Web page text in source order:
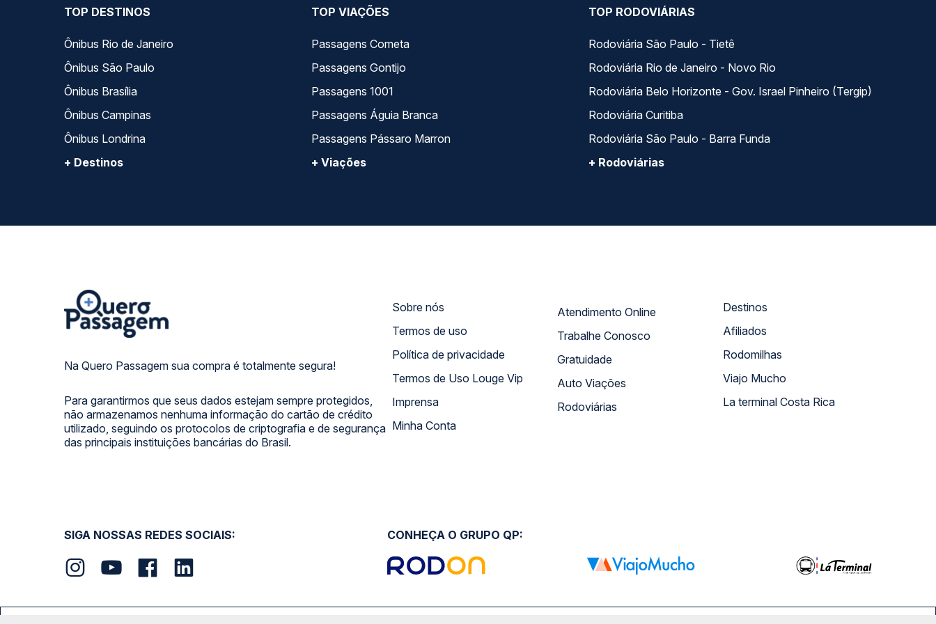
TOP DESTINOS
Ônibus Rio de Janeiro
Ônibus São Paulo
Ônibus Brasília
Ônibus Campinas
Ônibus Londrina
+ Destinos
TOP VIAÇÕES
Passagens Cometa
Passagens Gontijo
Passagens 1001
Passagens Águia Branca
Passagens Pássaro Marron
+ Viações
TOP RODOVIÁRIAS
Rodoviária São Paulo - Tietê
Rodoviária Rio de Janeiro - Novo Rio
Rodoviária Belo Horizonte - Gov. Israel Pinheiro (Tergip)
Rodoviária Curitiba
Rodoviária São Paulo - Barra Funda
+ Rodoviárias
Na Quero Passagem sua compra é totalmente segura!
Para garantirmos que seus dados estejam sempre protegidos,
não armazenamos nenhuma informação do cartão de crédito
utilizado, seguindo os protocolos de criptografia e de segurança
das principais instituições bancárias do Brasil.
Sobre nós
Termos de uso
Política de privacidade
Termos de Uso Louge Vip
Imprensa
Minha Conta
Atendimento Online
Trabalhe Conosco
Gratuidade
Auto Viações
Rodoviárias
Destinos
Afiliados
Rodomilhas
Viajo Mucho
La terminal Costa Rica
SIGA NOSSAS REDES SOCIAIS: CONHEÇA O GRUPO QP: